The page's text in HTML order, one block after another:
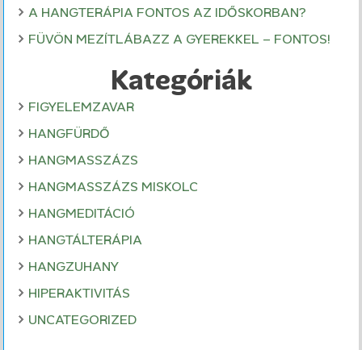
A HANGTERÁPIA FONTOS AZ IDŐSKORBAN?
FÜVÖN MEZÍTLÁBAZZ A GYEREKKEL – FONTOS!
Kategóriák
FIGYELEMZAVAR
HANGFÜRDŐ
HANGMASSZÁZS
HANGMASSZÁZS MISKOLC
HANGMEDITÁCIÓ
HANGTÁLTERÁPIA
HANGZUHANY
HIPERAKTIVITÁS
UNCATEGORIZED